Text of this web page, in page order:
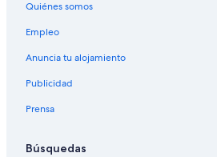
Quiénes somos
Empleo
Anuncia tu alojamiento
Publicidad
Prensa
Búsquedas